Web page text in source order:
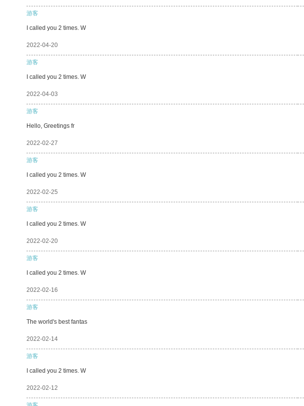
游客
I called you 2 times. W
2022-04-20
游客
I called you 2 times. W
2022-04-03
游客
Hello, Greetings fr
2022-02-27
游客
I called you 2 times. W
2022-02-25
游客
I called you 2 times. W
2022-02-20
游客
I called you 2 times. W
2022-02-16
游客
The world's best fantas
2022-02-14
游客
I called you 2 times. W
2022-02-12